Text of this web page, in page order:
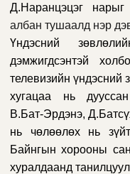
Д.Наранцэцэг нарыг
албан тушаалд нэр
Үндэсний
дэмжигдсэнтэй
телевизийн үндэсний
хугацаа нь дууссан
В.Бат-Эрдэнэ, Д.
нь чөлөөлөх нь
Байнгын хорооны
хуралдаанд